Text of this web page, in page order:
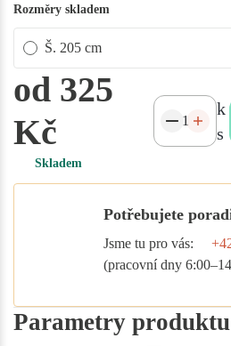
Rozměry skladem
Š. 205 cm
od 325
Kč
Skladem
k
s
Potřebujete
Jsme tu pro vás:
(pracovní dny
Parametry